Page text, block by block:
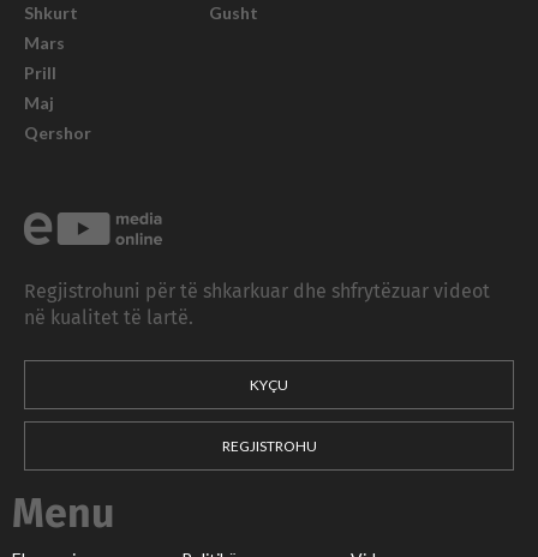
Shkurt
Mars
Prill
Maj
Qershor
Gusht
Regjistrohuni për të shkarkuar dhe shfrytëzuar videot
në kualitet të lartë.
KYÇU
REGJISTROHU
Menu